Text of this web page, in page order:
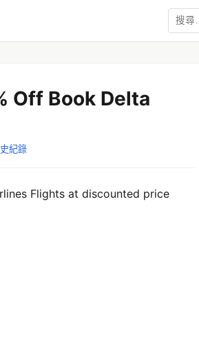
Off Book Delta
紀錄
Flights at discounted price